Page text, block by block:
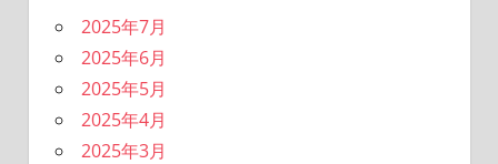
2025年7月
2025年6月
2025年5月
2025年4月
2025年3月